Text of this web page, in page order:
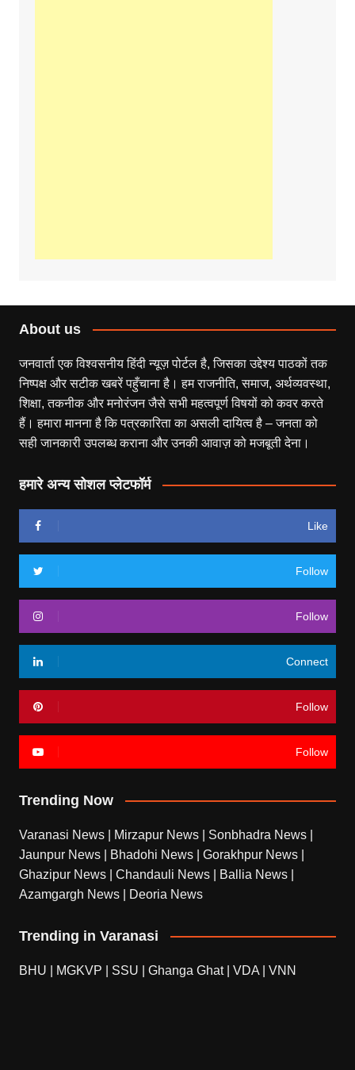
About us
जनवार्ता एक विश्वसनीय हिंदी न्यूज़ पोर्टल है, जिसका उद्देश्य पाठकों तक
निष्पक्ष और सटीक खबरें पहुँचाना है। हम राजनीति, समाज, अर्थव्यवस्था,
शिक्षा, तकनीक और मनोरंजन जैसे सभी महत्वपूर्ण विषयों को कवर करते
हैं। हमारा मानना है कि पत्रकारिता का असली दायित्व है – जनता को
सही जानकारी उपलब्ध कराना और उनकी आवाज़ को मजबूती देना।
हमारे अन्य सोशल प्लेटफॉर्म
Like
Follow
Follow
Connect
Follow
Follow
Trending Now
Varanasi News Mirzapur News Sonbhadra News
Jaunpur News
Bhadohi News Gorakhpur News
Ghazipur News
Chandauli News Ballia News
Azamgargh News
Deoria News
Trending in Varanasi
BHU MGKVP SSU Ghanga Ghat| VDA VNN